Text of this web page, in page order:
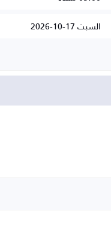
السبت 17-10-2026